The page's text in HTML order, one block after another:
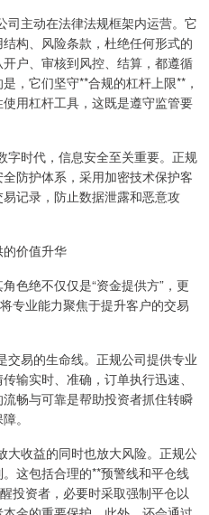
司主动在法律法规框架内运营。它
构、风险条款，杜绝任何形式的
户、审核到风控、结算，都遵循
，它们坚守**合规的杠杆上限**，
用杠杆工具，这既是遵守监管要
字时代，信息安全至关重要。正规
防护体系，采用加密技术保护客
记录，防止数据泄露和恶意攻
价值升华
色绝不仅仅是“资金提供方”，更
专业能力聚焦于提升客户的交易
交易的生命线。正规公司提供专业
输实时、准确，订单执行迅速、
畅与可靠是帮助投资者抓住转瞬
。
大收益的同时也放大风险。正规公
这包括合理的**预警线和平仓线
投资者，必要时采取强制平仓以